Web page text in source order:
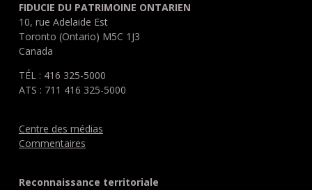
FIDUCIE DU PATRIMOINE ONTARIEN
10, rue Adelaide Est
Toronto (Ontario) M5C 1J3
Canada
TÉL : 416 325-5000
ATS : 711 416 325-5000
Centre des médias
Commentaires
Reconnaissance territoriale